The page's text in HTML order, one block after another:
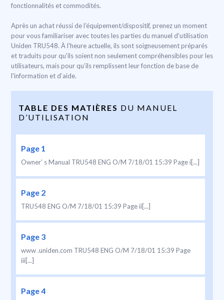
fonctionnalités et commodités.
Après un achat réussi de l’équipement/dispositif, prenez un moment
pour vous familiariser avec toutes les parties du manuel d'utilisation
Uniden TRU548. À l'heure actuelle, ils sont soigneusement préparés
et traduits pour qu'ils soient non seulement compréhensibles pour les
utilisateurs, mais pour qu’ils remplissent leur fonction de base de
l'information et d’aide.
TABLE DES MATIÈRES DU MANUEL
D’UTILISATION
Page 1
Owner’ s Manual TRU548 ENG O/M 7/18/01 15:39 Page i[...]
Page 2
TRU548 ENG O/M 7/18/01 15:39 Page ii[...]
Page 3
www .uniden.com TRU548 ENG O/M 7/18/01 15:39 Page
iii[...]
Page 4